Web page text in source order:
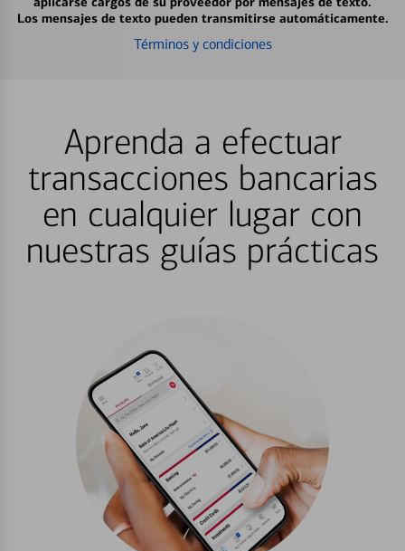
Los mensajes de texto pueden transmitirse automáticamente.
Términos y condiciones
Aprenda a efectuar
transacciones bancarias
en cualquier lugar con
nuestras guías prácticas